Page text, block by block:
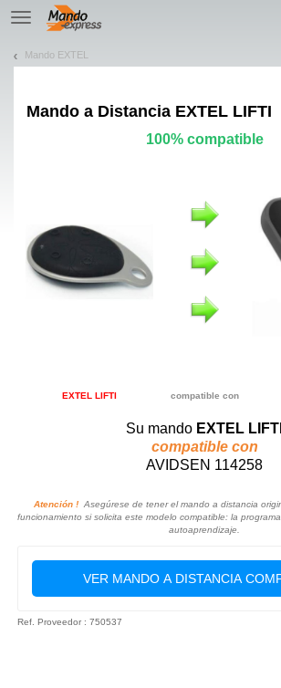
TE
navigation
Mando EXTEL
Mando a Distancia EXTEL LIFTI
100% compatible
EXTEL LIFTI compatible con
Su mando EXTEL LIFTI
compatible con
AVIDSEN 114258
Atención ! Asegúrese de tener el mando a distancia
funcionamiento si solicita este modelo compatible: la
autoaprendizaje.
VER MANDO A DISTANCIA
Ref. Proveedor : 750537
¡Permítenos presentarte nuestras cookies!